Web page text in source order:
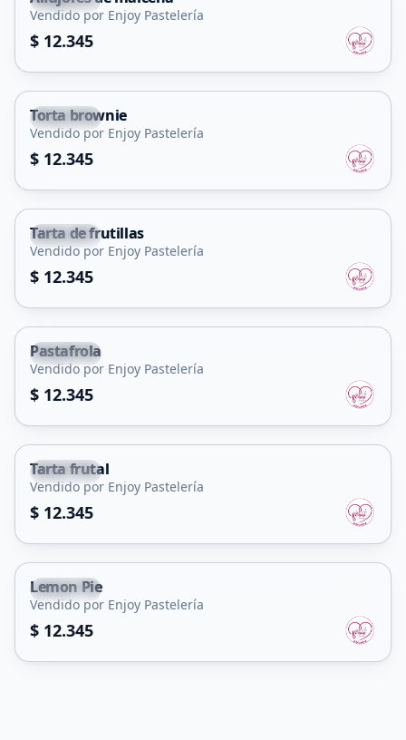
Vendido por Enjoy Pastelería
$ 12.345
Capital
Torta brownie
Vendido por Enjoy Pastelería
$ 12.345
Capital
Tarta de frutillas
Vendido por Enjoy Pastelería
$ 12.345
Capital
Pastafrola
Vendido por Enjoy Pastelería
$ 12.345
Capital
Tarta frutal
Vendido por Enjoy Pastelería
$ 12.345
Capital
Lemon Pie
Vendido por Enjoy Pastelería
$ 12.345